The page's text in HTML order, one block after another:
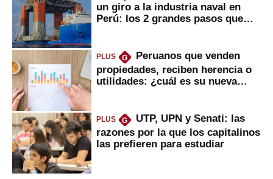
un giro a la industria naval en
Perú: los 2 grandes pasos que
PLUS G
Peruanos que venden
propiedades, reciben herencia o
utilidades: ¿cuál es su nueva
PLUS G
UTP, UPN y Senati: las
razones por la que los capitalinos
las prefieren para estudiar